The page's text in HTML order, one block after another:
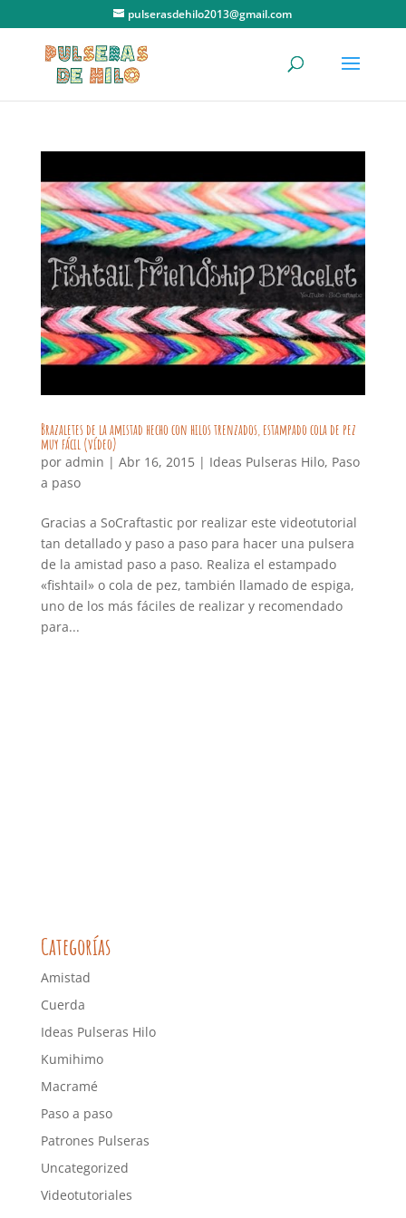
pulserasdehilo2013@gmail.com
Brazaletes de la amistad hecho con hilos trenzados, estampado cola de pez
muy fácil (vídeo)
por admin | Abr 16, 2015| Ideas Pulseras Hilo, Paso
a paso
Gracias a SoCraftastic por realizar este videotutorial
tan detallado y paso a paso para hacer una pulsera
de la amistad paso a paso. Realiza el estampado
«fishtail» o cola de pez, también llamado de espiga,
uno de los más fáciles de realizar y recomendado
para...
Categorías
Amistad
Cuerda
Ideas Pulseras Hilo
Kumihimo
Macramé
Paso a paso
Patrones Pulseras
Uncategorized
Videotutoriales